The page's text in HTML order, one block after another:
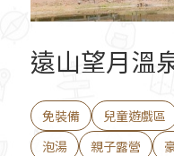
遠山望月溫
免裝備 兒童遊戲區
泡湯
親子露營